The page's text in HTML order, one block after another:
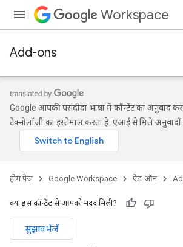
Workspace
Add-ons
Google आपकी पसंदीदा भाषा में कॉन्टेंट का अनुवाद
टेक्नोलॉजी का इस्तेमाल करता है. एआई से मिले अनुवादों
होम पेज Google Workspace ऐड-ऑन
क्या इस कॉन्टेंट से आपको मदद मिली?
सुझाव भेजें